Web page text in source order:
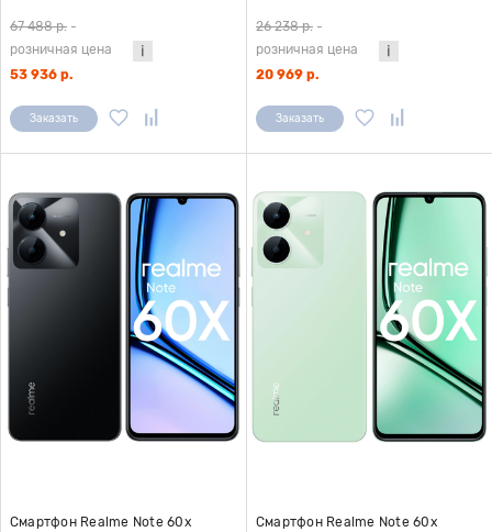
67 488 р. -
розничная цена
53 936 р.
Заказать
26 238 р. -
розничная цена
20 969 р.
Заказать
Смартфон Realme Note 60x
Смартфон Realme Note 60x